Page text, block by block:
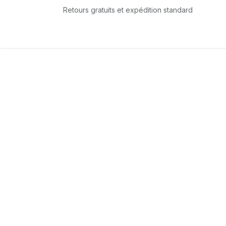
Se rendre au contenuRetours gratuits et expédition standard